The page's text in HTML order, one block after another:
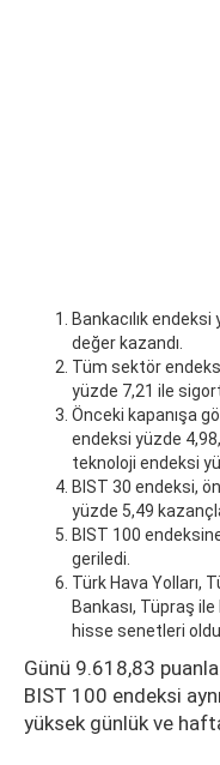
Bankacılık
değer kazandı.
Tüm sektör
yüzde 7,21 ile
Önceki kapanışa
endeksi yüzde
teknoloji endeksi
BIST 30 endeksi,
yüzde 5,49
BIST 100
geriledi.
Türk Hava Yolları,
Bankası, Tüpraş
hisse senetleri oldu.
Günü 9.618,83
BIST 100 endeksi
yüksek günlük ve